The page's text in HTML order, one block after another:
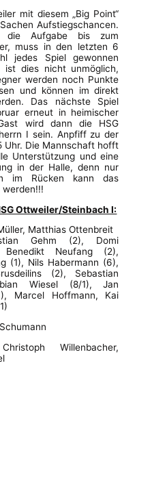
mit diesem „Big Point“
Aufstiegschancen.
die Aufgabe bis zum
muss in den letzten 6
jedes Spiel gewonnen
ist dies nicht unmöglich,
werden noch Punkte
und können im direkt
Das nächste Spiel
erneut in heimischer
wird dann die HSG
I sein. Anpfiff zu der
Uhr. Die Mannschaft hofft
Unterstützung und eine
in der Halle, denn nur
im Rücken kann das
werden!!!
Ottweiler/Steinbach I:
Matthias Ottenbreit
Gehm (2), Domi
Benedikt Neufang (2),
(1), Nils Habermann (6),
(2), Sebastian
Wiesel (8/1), Jan
Marcel Hoffmann, Kai
Willenbacher,